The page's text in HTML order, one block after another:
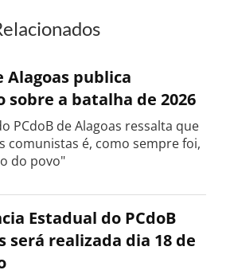
Alagoas publica
sobre a batalha de 2026
PCdoB de Alagoas ressalta que
comunistas é, como sempre foi,
do povo"
Estadual do PCdoB
será realizada dia 18 de